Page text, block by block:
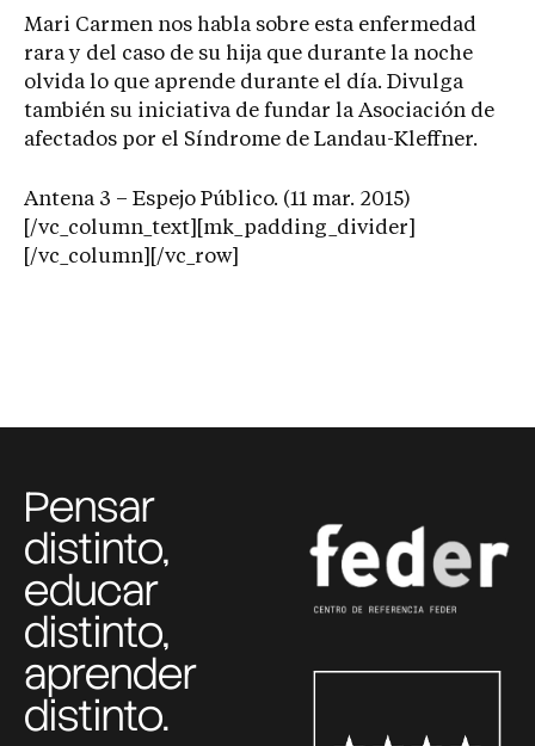
Mari Carmen nos habla sobre esta enfermedad
rara y del caso de su hija que durante la noche
olvida lo que aprende durante el día. Divulga
también su iniciativa de fundar la Asociación de
afectados por el Síndrome de Landau-Kleffner.
Antena 3 – Espejo Público. (11 mar. 2015)
[/vc_column_text][mk_padding_divider]
[/vc_column][/vc_row]
Pensar
distinto,
educar
distinto,
aprender
distinto.